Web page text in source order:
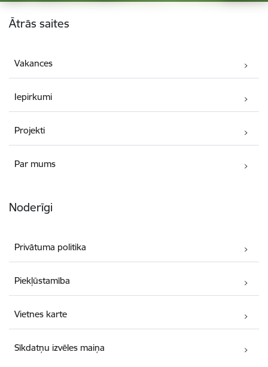
Kājene
Ātrās saites
Vakances
Iepirkumi
Projekti
Par mums
Noderīgi
Privātuma politika
Piekļūstamība
Vietnes karte
Sīkdatņu izvēles maiņa